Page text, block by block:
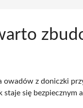
owadów z doniczki
staje się bezpiecznym